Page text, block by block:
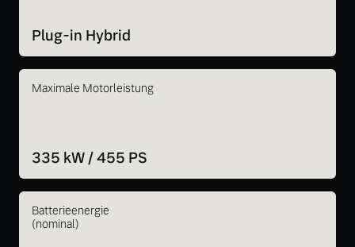
Plug-in Hybrid
Maximale Motorleistung
335 kW / 455 PS
Batterieenergie
(nominal)